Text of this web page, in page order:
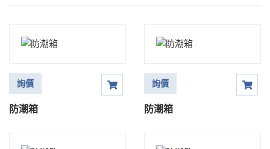
詢價
防潮箱
詢價
防潮箱